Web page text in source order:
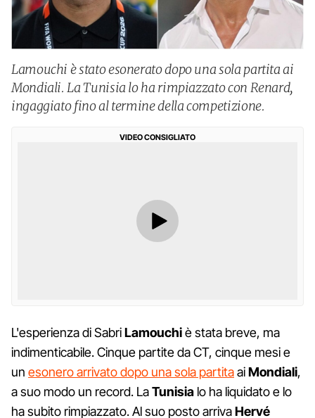
Lamouchi è stato esonerato dopo una sola partita ai
Mondiali. La Tunisia lo ha rimpiazzato con Renard,
ingaggiato fino al termine della competizione.
VIDEO CONSIGLIATO
L'esperienza di SabriLamouchiè stata breve, ma
indimenticabile. Cinque partite da CT, cinque mesi e
un esonero arrivato dopo una sola partitaaiMondiali,
a suo modo un record. LaTunisia lo ha liquidato e lo
ha subito rimpiazzato. Al suo posto arrivaHervé